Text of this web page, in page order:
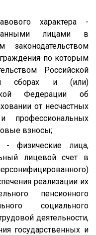
характера -
лицами в
законодательством
по которым
Российской
сборах и (или)
Федерации об
от несчастных
профессиональных
взносы;
- физические лица,
лицевой счет в
реализации их
пенсионного
социального
деятельности,
государственных и